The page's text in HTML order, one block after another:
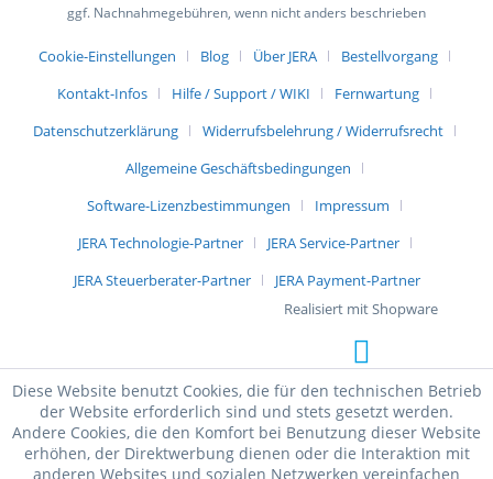
ggf. Nachnahmegebühren, wenn nicht anders beschrieben
Cookie-Einstellungen Blog Über JERA
Bestellvorgang
Kontakt-Infos
Hilfe / Support / WIKI
Fernwartung
Datenschutzerklärung
Widerrufsbelehrung / Widerrufsrecht
Allgemeine Geschäftsbedingungen
Software-Lizenzbestimmungen
Impressum
JERA Technologie-Partner
JERA Service-Partner
JERA Steuerberater-Partner
JERA Payment-Partner
Realisiert mit Shopware
Diese Website benutzt Cookies, die für den technischen Betrieb
der Website erforderlich sind und stets gesetzt werden.
Andere Cookies, die den Komfort bei Benutzung dieser Website
erhöhen, der Direktwerbung dienen oder die Interaktion mit
anderen Websites und sozialen Netzwerken vereinfachen